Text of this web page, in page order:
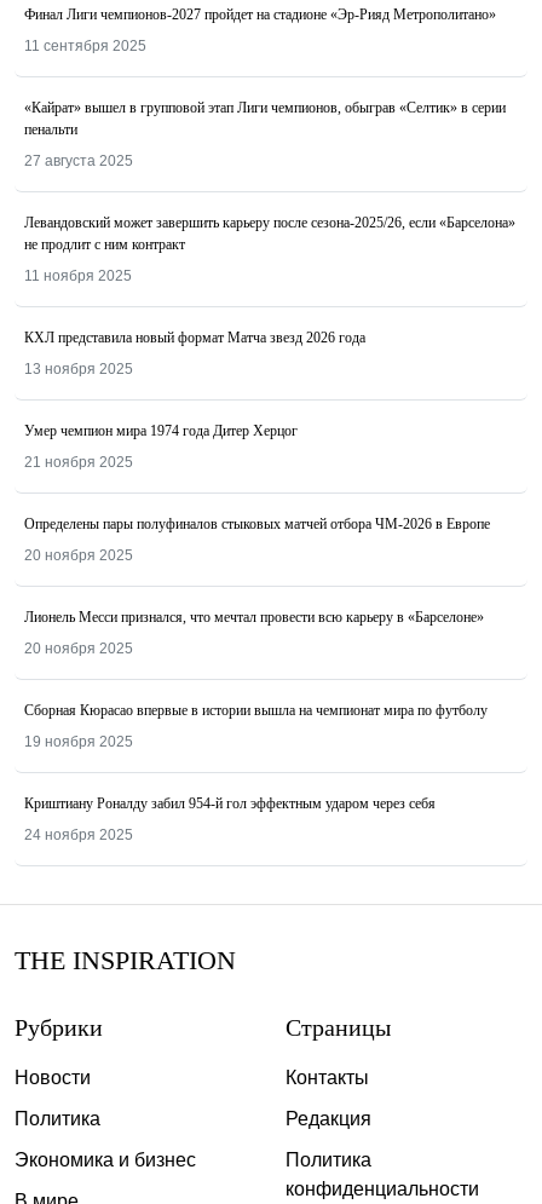
Финал Лиги чемпионов-2027 пройдет на стадионе «Эр-Рияд Метрополитано»
11 сентября 2025
«Кайрат» вышел в групповой этап Лиги чемпионов, обыграв «Селтик» в серии
пенальти
27 августа 2025
Левандовский может завершить карьеру после сезона-2025/26, если «Барселона»
не продлит с ним контракт
11 ноября 2025
КХЛ представила новый формат Матча звезд 2026 года
13 ноября 2025
Умер чемпион мира 1974 года Дитер Херцог
21 ноября 2025
Определены пары полуфиналов стыковых матчей отбора ЧМ-2026 в Европе
20 ноября 2025
Лионель Месси признался, что мечтал провести всю карьеру в «Барселоне»
20 ноября 2025
Сборная Кюрасао впервые в истории вышла на чемпионат мира по футболу
19 ноября 2025
Криштиану Роналду забил 954-й гол эффектным ударом через себя
24 ноября 2025
THE INSPIRATION
Рубрики
Новости
Политика
Экономика и бизнес
Страницы
Контакты
Редакция
Политика
конфиденциальности